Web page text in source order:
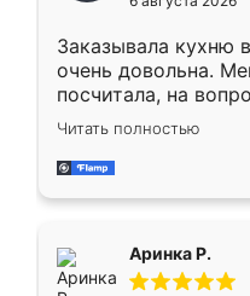
мебели буду
Заказывала кухню
очень довольна.
посчитала, на
Замерщик приехал
делу со всей
за день, ребята
Читать полностью
Аринка Р.